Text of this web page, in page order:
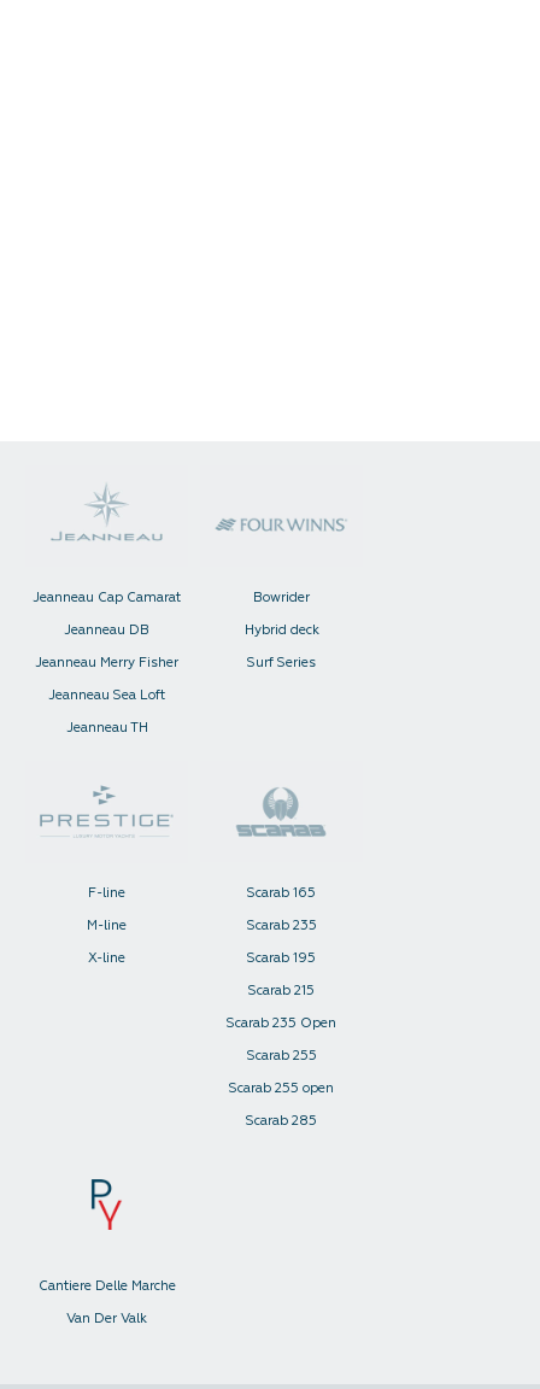
Jeanneau Cap Camarat
Jeanneau DB
Jeanneau Merry Fisher
Jeanneau Sea Loft
Jeanneau TH
Bowrider
Hybrid deck
Surf Series
F-line
M-line
X-line
Scarab 165
Scarab 235
Scarab 195
Scarab 215
Scarab 235 Open
Scarab 255
Scarab 255 open
Scarab 285
Cantiere Delle Marche
Van Der Valk